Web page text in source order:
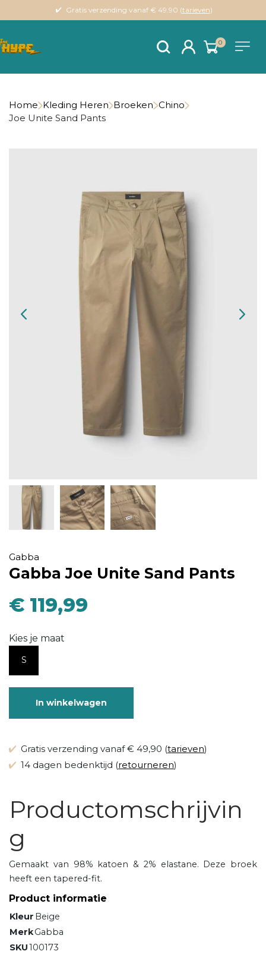
Gratis verzending vanaf € 49.90 (tarieven)
0
Home Kleding Heren Broeken Chino
Joe Unite Sand Pants
Gabba
Gabba Joe Unite Sand Pants
€ 119,99
Kies je maat
S
In winkelwagen
Gratis verzending vanaf € 49,90 (tarieven)
14 dagen bedenktijd (retourneren)
Productomschrijvin
g
Gemaakt van 98% katoen & 2% elastane. Deze broek
heeft een tapered-fit.
Product informatie
Kleur Beige
MerkGabba
SKU100173